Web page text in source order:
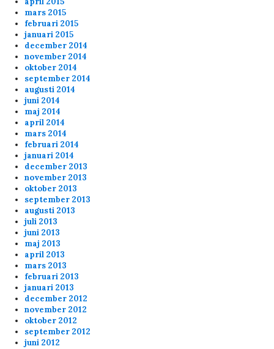
ppi 2/1/2024 1:26
lo fags
Anonymous153754
Cheers Erik
Anonymous153252
Shark Cheers al
admin 11/13/2023
20 min of playtime
admin
20 min of playtime
mars 2015
februari 2015
januari 2015
december 2014
november 2014
oktober 2014
september 2014
augusti 2014
juni 2014
maj 2014
april 2014
mars 2014
februari 2014
januari 2014
december 2013
november 2013
oktober 2013
september 2013
augusti 2013
juli 2013
juni 2013
maj 2013
april 2013
mars 2013
februari 2013
januari 2013
december 2012
november 2012
oktober 2012
september 2012
juni 2012